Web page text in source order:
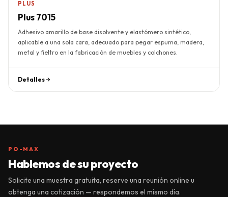
PLUS
Plus 7015
Adhesivo amarillo de base disolvente y elastómero sintético,
aplicable a una sola cara, adecuado para pegar espuma, madera,
metal y fieltro en la fabricación de muebles y colchones.
Detalles
PO-MAX
Hablemos de su proyecto
Solicite una muestra gratuita, reserve una reunión online u
obtenga una cotización — respondemos el mismo día.